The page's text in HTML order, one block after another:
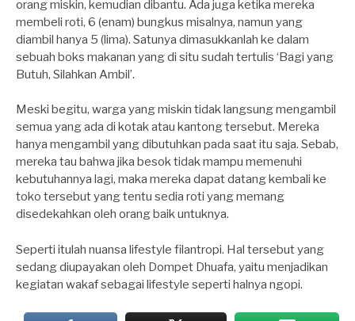
orang miskin, kemudian dibantu. Ada juga ketika mereka
membeli roti, 6 (enam) bungkus misalnya, namun yang
diambil hanya 5 (lima). Satunya dimasukkanlah ke dalam
sebuah boks makanan yang di situ sudah tertulis ‘Bagi yang
Butuh, Silahkan Ambil’.
Meski begitu, warga yang miskin tidak langsung mengambil
semua yang ada di kotak atau kantong tersebut. Mereka
hanya mengambil yang dibutuhkan pada saat itu saja. Sebab,
mereka tau bahwa jika besok tidak mampu memenuhi
kebutuhannya lagi, maka mereka dapat datang kembali ke
toko tersebut yang tentu sedia roti yang memang
disedekahkan oleh orang baik untuknya.
Seperti itulah nuansa lifestyle filantropi. Hal tersebut yang
sedang diupayakan oleh Dompet Dhuafa, yaitu menjadikan
kegiatan wakaf sebagai lifestyle seperti halnya ngopi.